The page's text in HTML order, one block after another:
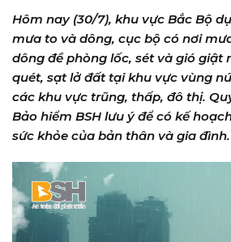
Hôm nay (30/7), khu vực Bắc Bộ
mưa to và dông, cục bộ có nơi
dông đề phòng lốc, sét và gió giật
quét, sạt lở đất tại khu vực vùng
các khu vực trũng, thấp, đô thị.
Bảo hiểm BSH lưu ý để có kế
sức khỏe của bản thân và gia đình.